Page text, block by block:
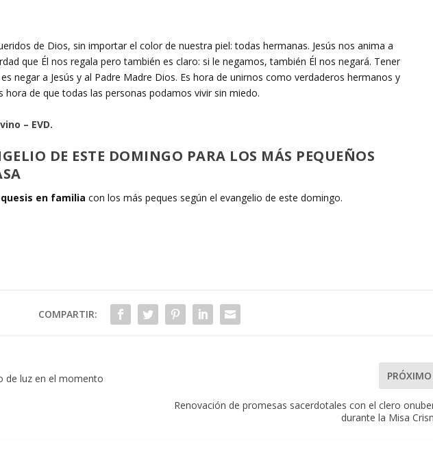
de Dios, sin importar el color de nuestra piel: todas hermanas. Jesús nos anima a
que Él nos regala pero también es claro: si le negamos, también Él nos negará. Tener
negar a Jesús y al Padre Madre Dios. Es hora de unirnos como verdaderos hermanos y
hora de que todas las personas podamos vivir sin miedo.
– EVD.
DE ESTE DOMINGO PARA LOS MÁS PEQUEÑOS
en familia con los más peques según el evangelio de este domingo.
COMPARTIR:
de luz en el momento
PRÓXIMO
Renovación de promesas sacerdotales con el clero
durante la Misa